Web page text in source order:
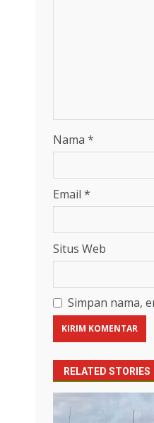
Nama *
Email *
Situs Web
Simpan nama,
RELATED STORIES